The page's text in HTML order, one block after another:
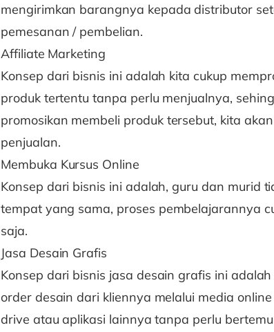
mengirimkan barangnya kepada distributor
pemesanan / pembelian.
Affiliate Marketing
Konsep dari bisnis ini adalah kita cukup
produk tertentu tanpa perlu menjualnya,
promosikan membeli produk tersebut, kita
penjualan.
Membuka Kursus Online
Konsep dari bisnis ini adalah, guru dan murid
tempat yang sama, proses pembelajarannya
saja.
Jasa Desain Grafis
Konsep dari bisnis jasa desain grafis ini
order desain dari kliennya melalui media
drive atau aplikasi lainnya tanpa perlu